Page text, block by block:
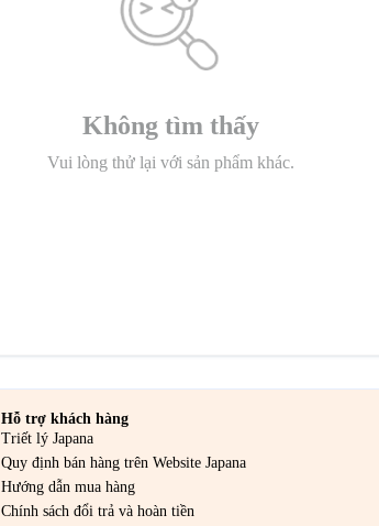
Không tìm thấy
Vui lòng thử lại với sản phẩm khác.
Hỗ trợ khách hàng
Triết lý Japana
Quy định bán hàng trên Website Japana
Hướng dẫn mua hàng
Chính sách đổi trả và hoàn tiền